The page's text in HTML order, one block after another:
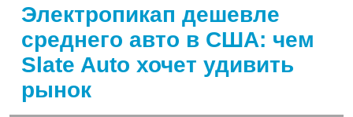
Электропикап дешевле
среднего авто в США: чем
Slate Auto хочет удивить
рынок